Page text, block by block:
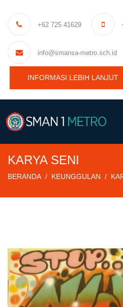
+62 725 41629
info@smansa-metro.sch.id
INFORMASI LEBIH LANJUT
KARYA SENI
BERANDA KEUNGGULAN